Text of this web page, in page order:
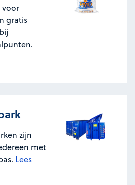
voor
gratis
zijn
met
Lees